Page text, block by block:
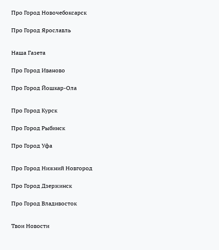
Про Город Новочебоксарск
Про Город Ярославль
Наша Газета
Про Город Иваново
Про Город Йошкар-Ола
Про Город Курск
Про Город Рыбинск
Про Город Уфа
Про Город Нижний Новгород
Про Город Дзержинск
Про Город Владивосток
Твои Новости